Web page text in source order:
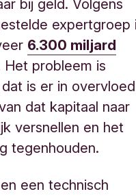
bij geld. Volgens
expertgroep
6.300 miljard
probleem is
is er in
dat kapitaal naar
versnellen en het
tegenhouden.
een technisch